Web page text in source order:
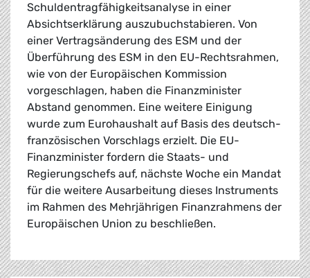
Schuldentragfähigkeitsanalyse in einer
Absichtserklärung auszubuchstabieren. Von
einer Vertragsänderung des ESM und der
Überführung des ESM in den EU-Rechtsrahmen,
wie von der Europäischen Kommission
vorgeschlagen, haben die Finanzminister
Abstand genommen. Eine weitere Einigung
wurde zum Eurohaushalt auf Basis des deutsch-
französischen Vorschlags erzielt. Die EU-
Finanzminister fordern die Staats- und
Regierungschefs auf, nächste Woche ein Mandat
für die weitere Ausarbeitung dieses Instruments
im Rahmen des Mehrjährigen Finanzrahmens der
Europäischen Union zu beschließen.